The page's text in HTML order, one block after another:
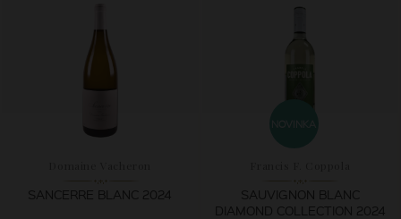
SANCERRE BLANC 2024
SAUVIGNON BLANC
DIAMOND COLLECTION 2024